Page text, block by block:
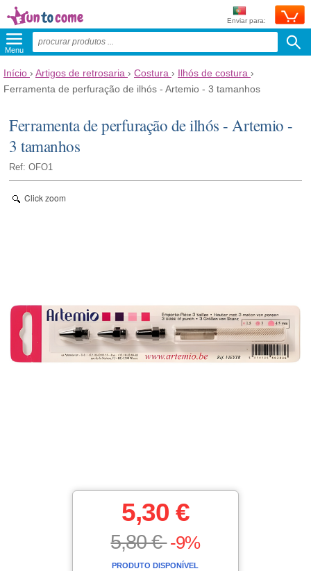
Enviar para:
Menu
Início › Artigos de retrosaria › Costura › Ilhós de costura ›
Ferramenta de perfuração de ilhós - Artemio - 3 tamanhos
Ferramenta de perfuração de ilhós - Artemio -
3 tamanhos
Ref: OFO1
Click zoom
5,30 €
5,80 €-9%
PRODUTO DISPONÍVEL